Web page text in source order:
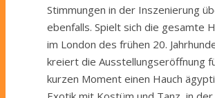
Stimmungen in der Inszenierung
ebenfalls. Spielt sich die gesamte
im London des frühen 20.
kreiert die Ausstellungseröffnung
kurzen Moment einen Hauch